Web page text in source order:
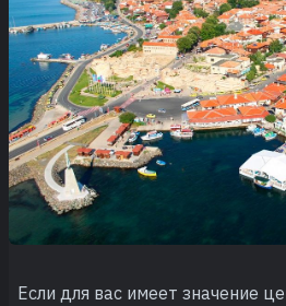
Если для вас имеет значение